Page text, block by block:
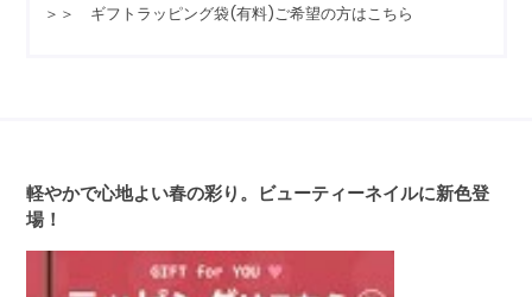
＞＞ ギフトラッピング袋(有料)ご希望の方はこちら
軽やかで心地よい春の彩り。ビューティーネイルに新色登
場！